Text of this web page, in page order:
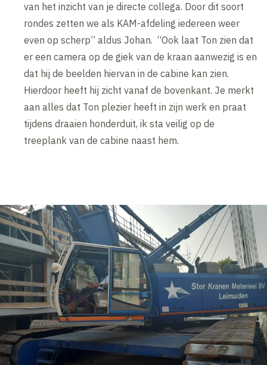
van het inzicht van je directe collega. Door dit soort
rondes zetten we als KAM-afdeling iedereen weer
even op scherp” aldus Johan. “Ook laat Ton zien dat
er een camera op de giek van de kraan aanwezig is en
dat hij de beelden hiervan in de cabine kan zien.
Hierdoor heeft hij zicht vanaf de bovenkant. Je merkt
aan alles dat Ton plezier heeft in zijn werk en praat
tijdens draaien honderduit, ik sta veilig op de
treeplank van de cabine naast hem.